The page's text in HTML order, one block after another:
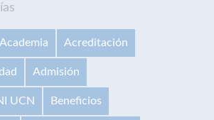
Academia Acreditación
Admisión
UCN Beneficios